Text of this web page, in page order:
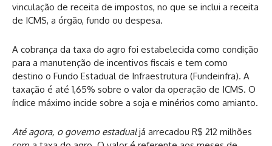
vinculação de receita de impostos, no que se inclui a receita
de ICMS, a órgão, fundo ou despesa.
A cobrança da taxa do agro foi estabelecida como condição
para a manutenção de incentivos fiscais e tem como
destino o Fundo Estadual de Infraestrutura (Fundeinfra). A
taxação é até 1,65% sobre o valor da operação de ICMS. O
índice máximo incide sobre a soja e minérios como amianto.
Até agora, o governo estadualjá arrecadou R$ 212 milhões